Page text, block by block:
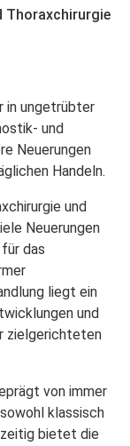
Thoraxchirurgie
in ungetrübter
und
Neuerungen
Handeln.
und
Neuerungen
das
liegt ein
und
zielgerichteten
von immer
klassisch
bietet die